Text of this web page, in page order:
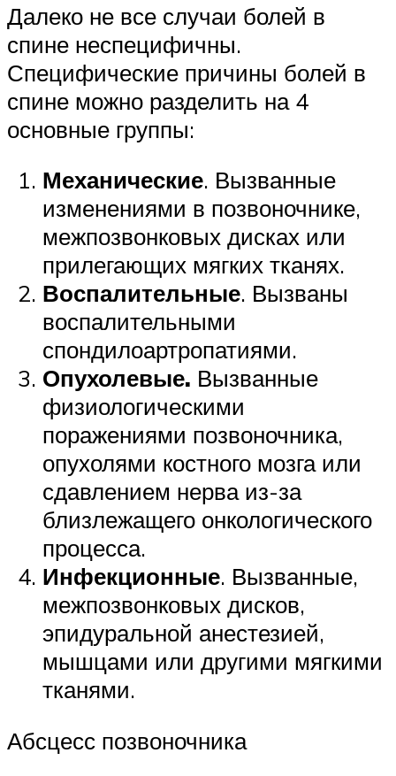
Далеко не все случаи болей в
спине неспецифичны.
Специфические причины болей в
спине можно разделить на 4
основные группы:
Механические. Вызванные
изменениями в позвоночнике,
межпозвонковых дисках или
прилегающих мягких тканях.
Воспалительные. Вызваны
воспалительными
спондилоартропатиями.
Опухолевые. Вызванные
физиологическими
поражениями позвоночника,
опухолями костного мозга или
сдавлением нерва из-за
близлежащего онкологического
процесса.
Инфекционные. Вызванные,
межпозвонковых дисков,
эпидуральной анестезией,
мышцами или другими мягкими
тканями.
Абсцесс позвоночника